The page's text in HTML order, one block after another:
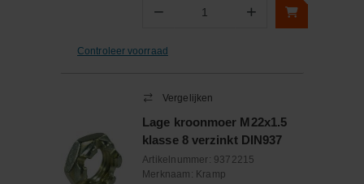
− Aantal +
Controleer voorraad
Vergelijken
Lage kroonmoer M22x1.5
klasse 8 verzinkt DIN937
Artikelnummer: 9372215
Merknaam: Kramp